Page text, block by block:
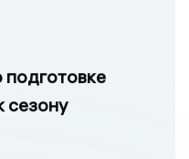
подготовке
сезону